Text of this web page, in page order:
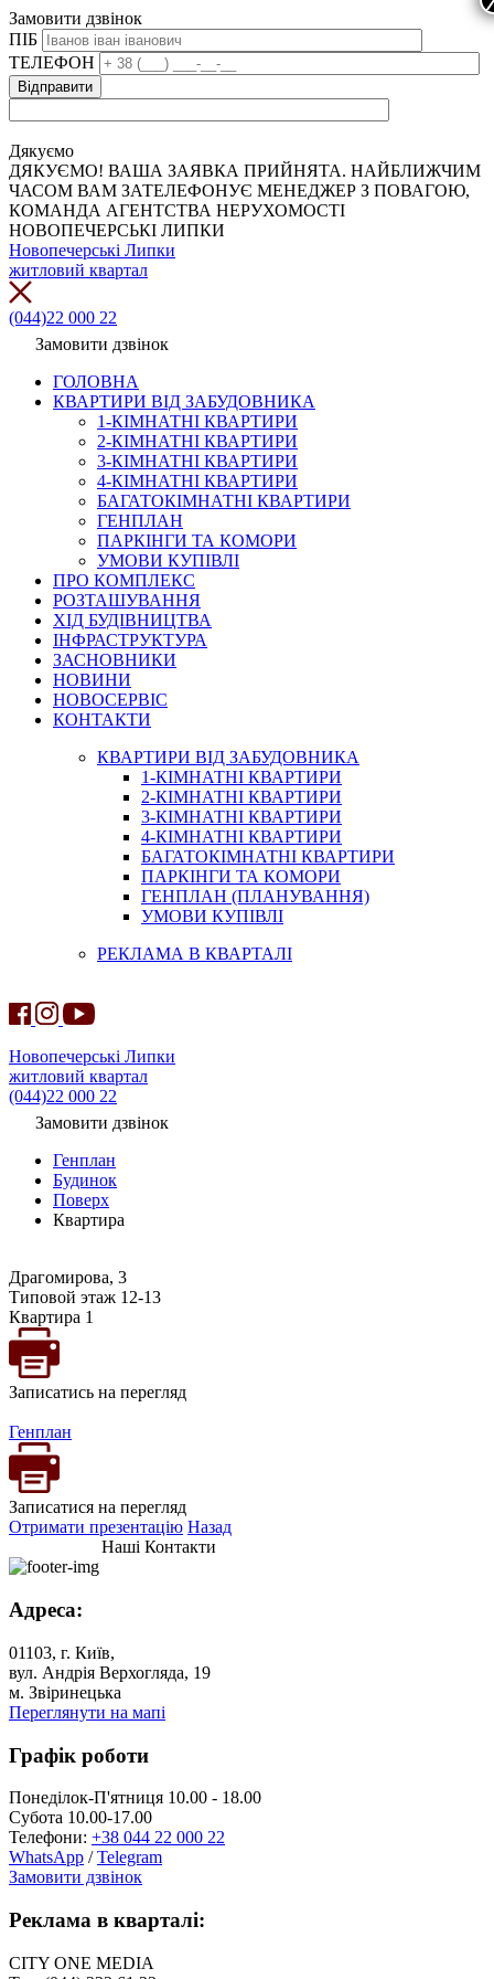
Замовити дзвінок
ПІБ
ТЕЛЕФОН
Дякуємо
ДЯКУЄМО! ВАША ЗАЯВКА ПРИЙНЯТА. НАЙБЛИЖЧИМ
ЧАСОМ ВАМ ЗАТЕЛЕФОНУЄ МЕНЕДЖЕР З ПОВАГОЮ,
КОМАНДА АГЕНТСТВА НЕРУХОМОСТІ
НОВОПЕЧЕРСЬКІ ЛИПКИ
Новопечерські Липки
житловий квартал
(044)22 000 22
Замовити дзвінок
ГОЛОВНА
КВАРТИРИ ВІД ЗАБУДОВНИКА
1-КІМНАТНІ КВАРТИРИ
2-КІМНАТНІ КВАРТИРИ
3-КІМНАТНІ КВАРТИРИ
4-КІМНАТНІ КВАРТИРИ
БАГАТОКІМНАТНІ КВАРТИРИ
ГЕНПЛАН
ПАРКІНГИ ТА КОМОРИ
УМОВИ КУПІВЛІ
ПРО КОМПЛЕКС
РОЗТАШУВАННЯ
ХІД БУДІВНИЦТВА
ІНФРАСТРУКТУРА
ЗАСНОВНИКИ
НОВИНИ
НОВОСЕРВІС
КОНТАКТИ
КВАРТИРИ ВІД ЗАБУДОВНИКА
1-КІМНАТНІ КВАРТИРИ
2-КІМНАТНІ КВАРТИРИ
3-КІМНАТНІ КВАРТИРИ
4-КІМНАТНІ КВАРТИРИ
БАГАТОКІМНАТНІ КВАРТИРИ
ПАРКІНГИ ТА КОМОРИ
ГЕНПЛАН (ПЛАНУВАННЯ)
УМОВИ КУПІВЛІ
РЕКЛАМА В КВАРТАЛІ
Новопечерські Липки
житловий квартал
(044)22 000 22
Замовити дзвінок
Генплан
Будинок
Поверх
Квартира
Драгомирова, 3
Типовой этаж 12-13
Квартира 1
Записатись на перегляд
Генплан
Записатися на перегляд
Отримати презентацію Назад
Наші Контакти
Адреса:
01103, г. Київ,
вул. Андрія Верхогляда, 19
м. Звіринецька
Переглянути на мапі
Графік роботи
Понеділок-П'ятниця 10.00 - 18.00
Субота 10.00-17.00
Телефони: +38 044 22 000 22
WhatsApp /Telegram
Замовити дзвінок
Реклама в кварталі:
CITY ONE MEDIA